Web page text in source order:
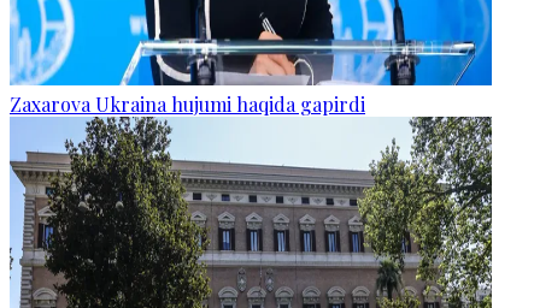
Zaxarova Ukraina hujumi haqida gapirdi